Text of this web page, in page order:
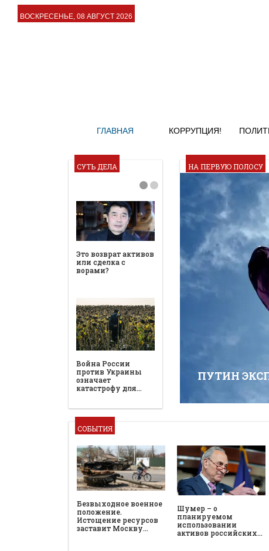
ВОСКРЕСЕНЬЕ, 08 АВГУСТ 2026
ГЛАВНАЯ КОРРУПЦИЯ!
СУТЬ ДЕЛА
Это возврат активов
или сделка с
ворами?
Война России
против Украины
означает
катастрофу для…
НА ПЕРВУЮ ПОЛОСУ
ПУТИН
СОБЫТИЯ
Безвыходное военное
положение.
Истощение ресурсов
заставит Москву…
Шумер – о
планируемом
использовании
активов российских…